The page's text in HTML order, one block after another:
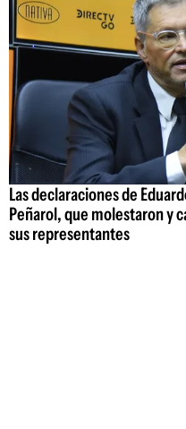
Las declaraciones de
Peñarol, que molestaron y
sus representantes